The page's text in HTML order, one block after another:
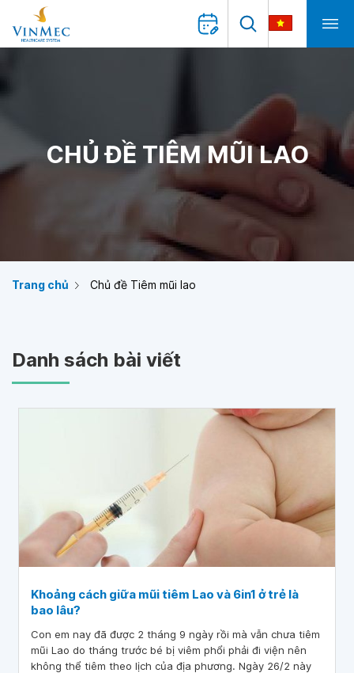
CHỦ ĐỀ TIÊM MŨI LAO
Trang chủ Chủ đề Tiêm mũi lao
Danh sách bài viết
Khoảng cách giữa mũi tiêm Lao và 6in1 ở trẻ là
bao lâu?
Con em nay đã được 2 tháng 9 ngày rồi mà vẫn chưa tiêm
mũi Lao do tháng trước bé bị viêm phổi phải đi viện nên
không thể tiêm theo lịch của địa phương. Ngày 26/2 này